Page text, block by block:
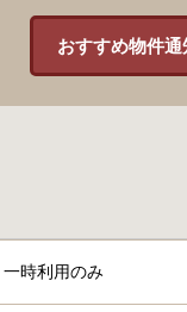
おすすめ物件
一時利用のみ